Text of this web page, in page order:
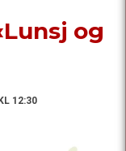
og
12:30